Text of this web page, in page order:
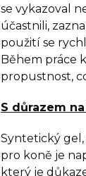
se vykazoval
účastnili,
použití se
Během práce
propustnost,
S důrazem
Syntetický
pro koně je
který je